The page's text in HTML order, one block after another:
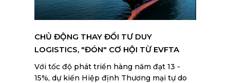
CHỦ ĐỘNG THAY ĐỔI TƯ DUY
LOGISTICS, "ĐÓN" CƠ HỘI TỪ EVFTA
Với tốc độ phát triển hàng năm đạt 13 -
15%, dự kiến Hiệp định Thương mại tự do